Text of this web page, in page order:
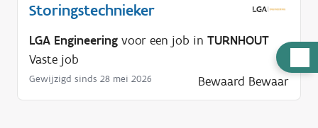
u
Storingstechnieker
LGA Engineering voor een job in TURNHOUT
Vaste job
Gewijzigd sinds 28 mei 2026 Bewaard Bewaar